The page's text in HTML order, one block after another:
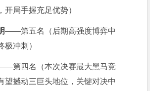
开局手握充足优势）
——第五名（后期高强度博弈中
极冲刺）
第四名（本次决赛最大黑马竞
望撼动三巨头地位，关键对决中